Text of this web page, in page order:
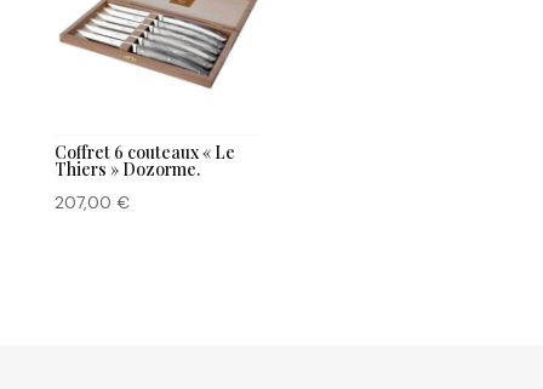
Coffret 6 couteaux « Le
Thiers » Dozorme.
207,00 €